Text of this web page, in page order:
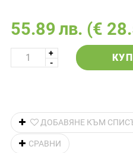
55.89 лв. (€
ДОБАВЯНЕ КЪМ
СРАВНИ